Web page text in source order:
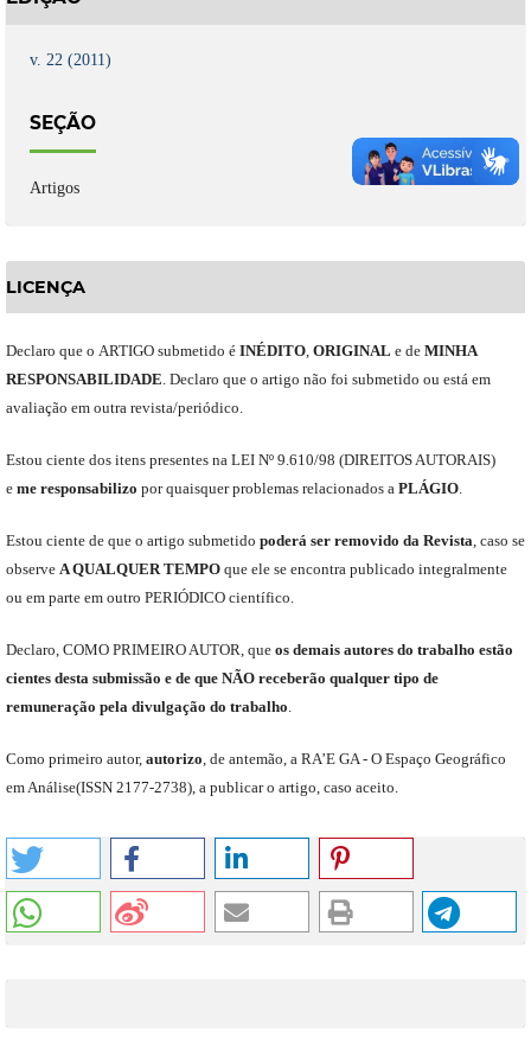
v. 22 (2011)
SEÇÃO
Artigos
LICENÇA
Declaro que o ARTIGO submetido é INÉDITO, ORIGINAL ede MINHA
RESPONSABILIDADE Declaro que o artigo não foi submetido ou está em
avaliação em outra revista/periódico.
Estou ciente dos itens presentes na LEI Nº 9.610/98 (DIREITOS AUTORAIS)
e meresponsabilizo por quaisquer problemas relacionados a PLÁGIO.
Estou ciente de que o artigo submetido poderá ser removido da Revista caso se
observe A QUALQUER TEMPOque elese encontra publicado integralmente
ou em parte em outro PERIÓDICOcientífico.
Declaro COMO PRIMEIRO AUTOR que os demais autores do trabalho estão
cientes desta submissão e de que NÃOreceberão qualquer tipo de
remuneração pela divulgação do trabalho
Como primeiro autor, autorizo de antemão, a RA’E GA - O Espaço Geográfico
em Análise(ISSN 2177-2738), a publicar o artigo, caso aceito.